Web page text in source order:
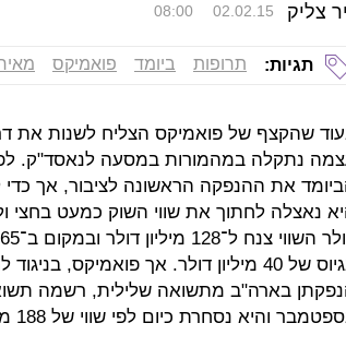
צליק 08:00 02.02.15
תגיות: תרופות ביומד פואמיקס מאיר
שהקצף של פואמיקס הצליח לשנות את
נתקלה במהמורות במסעה לנאסד"ק.
את ההנפקה הראשונה לציבור, אך
בגיוס של 40 מיליון דולר. אך
והיא נסחרת כיום לפי שווי של 188 מיליון דולר.